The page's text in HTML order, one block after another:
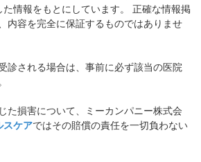
た情報をもとにしています。 正確な情報掲
内容を完全に保証するものではありませ
診される場合は、事前に必ず該当の医院
た損害について、ミーカンパニー株式会
スケアではその賠償の責任を一切負わない